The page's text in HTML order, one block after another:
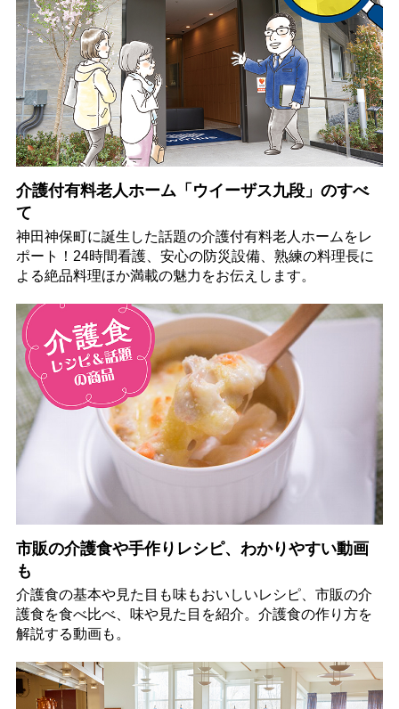
介護付有料老人ホーム「ウイーザス九段」のすべ
て
神田神保町に誕生した話題の介護付有料老人ホームをレ
ポート！24時間看護、安心の防災設備、熟練の料理長に
よる絶品料理ほか満載の魅力をお伝えします。
市販の介護食や手作りレシピ、わかりやすい動画
も
介護食の基本や見た目も味もおいしいレシピ、市販の介
護食を食べ比べ、味や見た目を紹介。介護食の作り方を
解説する動画も。